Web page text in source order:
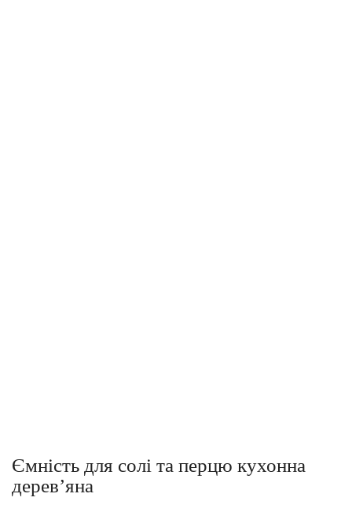
Ємність для солі та перцю кухонна
дерев’яна